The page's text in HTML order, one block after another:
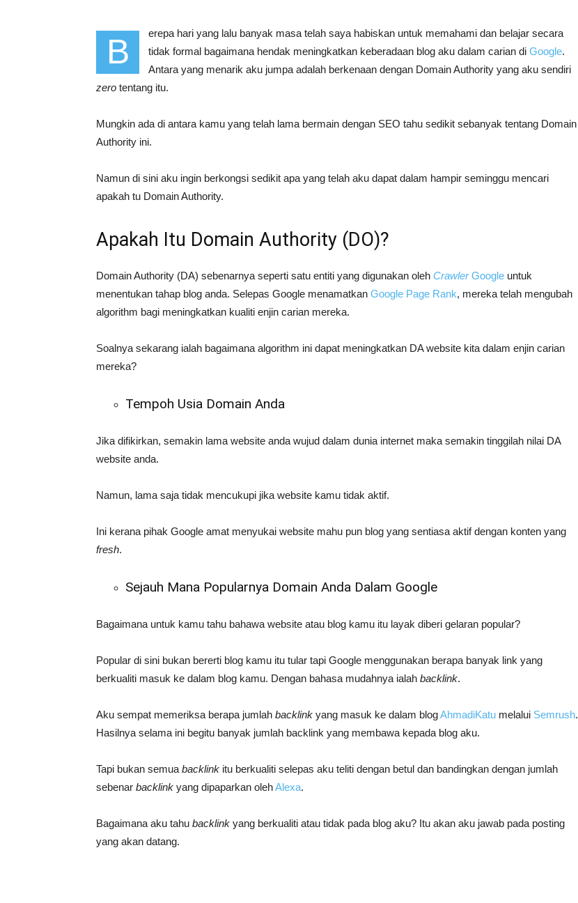
B
erepa hari yang lalu banyak masa telah saya habiskan untuk memahami dan belajar secara
tidak formal bagaimana hendak meningkatkan keberadaan blog aku dalam carian di Google.
Antara yang menarik aku jumpa adalah berkenaan dengan Domain Authority yang aku sendiri
zero tentang itu.
Mungkin ada di antara kamu yang telah lama bermain dengan SEO tahu sedikit sebanyak tentang Domain
Authority ini.
Namun di sini aku ingin berkongsi sedikit apa yang telah aku dapat dalam hampir seminggu mencari
apakah tu Domain Authority.
Apakah Itu Domain Authority (DO)?
Domain Authority (DA) sebenarnya seperti satu entiti yang digunakan oleh CrawlerGoogle untuk
menentukan tahap blog anda. Selepas Google menamatkan Google Page Rank, mereka telah mengubah
algorithm bagi meningkatkan kualiti enjin carian mereka.
Soalnya sekarang ialah bagaimana algorithm ini dapat meningkatkan DA website kita dalam enjin carian
mereka?
Tempoh Usia Domain Anda
Jika difikirkan, semakin lama website anda wujud dalam dunia internet maka semakin tinggilah nilai DA
website anda.
Namun, lama saja tidak mencukupi jika website kamu tidak aktif.
Ini kerana pihak Google amat menyukai website mahu pun blog yang sentiasa aktif dengan konten yang
fresh.
Sejauh Mana Popularnya Domain Anda Dalam Google
Bagaimana untuk kamu tahu bahawa website atau blog kamu itu layak diberi gelaran popular?
Popular di sini bukan bererti blog kamu itu tular tapi Google menggunakan berapa banyak link yang
berkualiti masuk ke dalam blog kamu. Dengan bahasa mudahnya ialah backlink.
Aku sempat memeriksa berapa jumlah backlink yang masuk ke dalam blogAhmadiKatu melalui Semrush.
Hasilnya selama ini begitu banyak jumlah backlink yang membawa kepada blog aku.
Tapi bukan semua backlink itu berkualiti selepas aku teliti dengan betul dan bandingkan dengan jumlah
sebenar backlink yang dipaparkan olehAlexa.
Bagaimana aku tahu backlink yang berkualiti atau tidak pada blog aku? Itu akan aku jawab pada posting
yang akan datang.